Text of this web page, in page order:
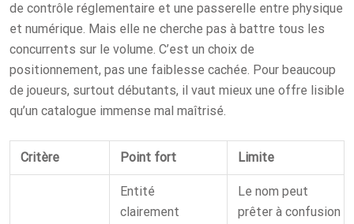
de contrôle réglementaire et une passerelle entre physique
et numérique. Mais elle ne cherche pas à battre tous les
concurrents sur le volume. C’est un choix de
positionnement, pas une faiblesse cachée. Pour beaucoup
de joueurs, surtout débutants, il vaut mieux une offre lisible
qu’un catalogue immense mal maîtrisé.
Critère Point fort Limite
Entité
clairement
Le nom peut
prêter à confusion